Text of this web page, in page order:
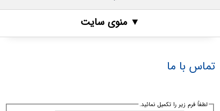
▼ منوی سایت
تماس با ما
لطفاً فرم زیر را تکمیل نمائید.